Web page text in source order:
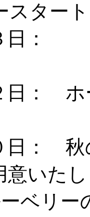
スター
日：
： ホ
： 秋
意いた
ベリー